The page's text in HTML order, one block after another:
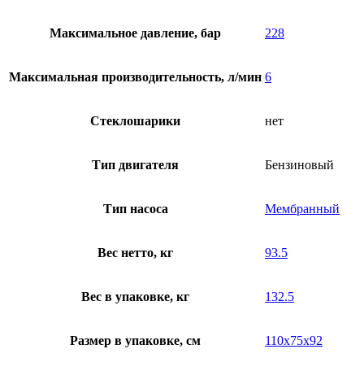
Максимальное давление, бар 228
Максимальная производительность, л/мин 6
Стеклошарики нет
Тип двигателя Бензиновый
Тип насоса Мембранный
Вес нетто, кг 93.5
Вес в упаковке, кг 132.5
Размер в упаковке, см 110х75х92